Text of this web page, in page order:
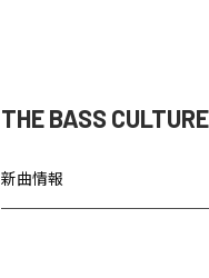
THE BASS
新曲情報